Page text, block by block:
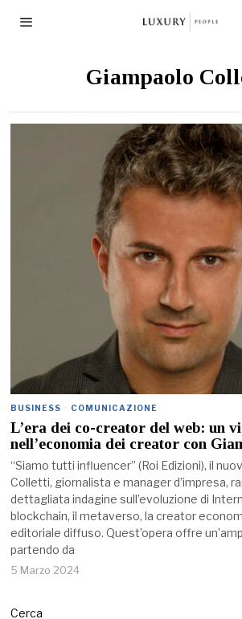
Giampaolo
BUSINESS · COMUNICAZIONE
L’era dei co-creator del web: un
nell’economia dei creator con
“Siamo tutti influencer” (Roi Edizioni), il
Colletti, giornalista e manager d’impresa,
dettagliata indagine sull’evoluzione di
blockchain, il metaverso, la creator
editoriale diffuso. Quest’opera offre
partendo da
5 Marzo 2024
Cerca